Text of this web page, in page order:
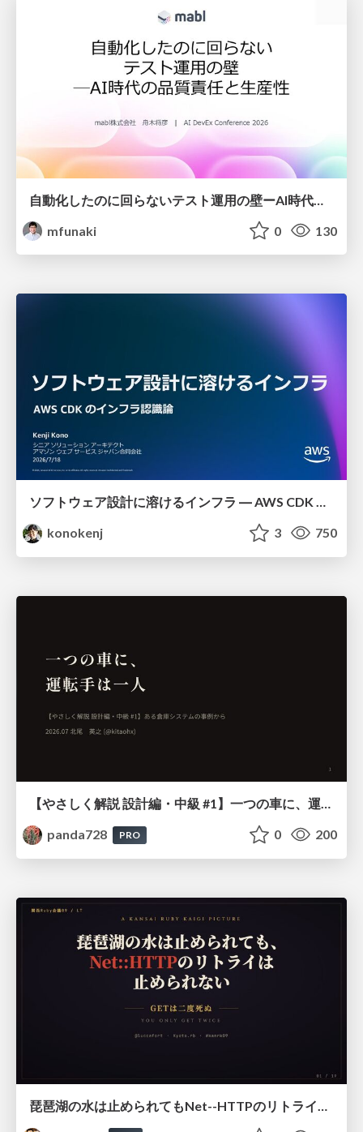
mfunaki
0 130
ソフトウェア設計に溶けるインフラ ― AWS CDK のインフラ認識論
konokenj
3 750
【やさしく解説 設計編・中級 #1】一つの車に、運転手は一人 ～ある倉庫システムの事例から～
panda728
PRO 0 200